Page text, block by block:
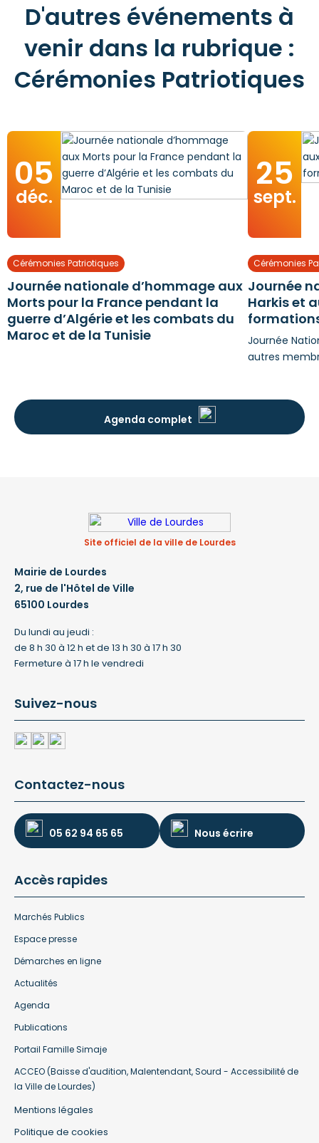
D'autres événements à
venir dans la rubrique :
Cérémonies Patriotiques
05
déc.
Cérémonies Patriotiques
Journée nationale d’hommage aux
Morts pour la France pendant la
guerre d’Algérie et les combats du
Maroc et de la Tunisie
25
sept.
Cérémonies
Journée
Harkis et
Journée
autres
Agenda complet
Site officiel de la ville de Lourdes
Mairie de Lourdes
2, rue de l'Hôtel de Ville
65100 Lourdes
Du lundi au jeudi :
de 8 h 30 à 12 h et de 13 h 30 à 17 h 30
Fermeture à 17 h le vendredi
Suivez-nous
Contactez-nous
05 62 94 65 65 Nous écrire
Accès rapides
Marchés Publics
Espace presse
Démarches en ligne
Actualités
Agenda
Publications
Portail Famille Simaje
ACCEO (Baisse d'audition, Malentendant, Sourd - Accessibilité de
la Ville de Lourdes)
Mentions légales
Politique de cookies